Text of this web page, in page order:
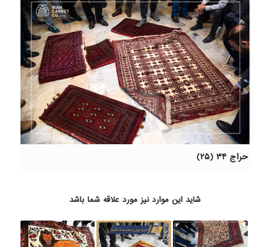
حراج ۳۴ (۲۵)
شاید این موارد نیز مورد علاقه شما باشد